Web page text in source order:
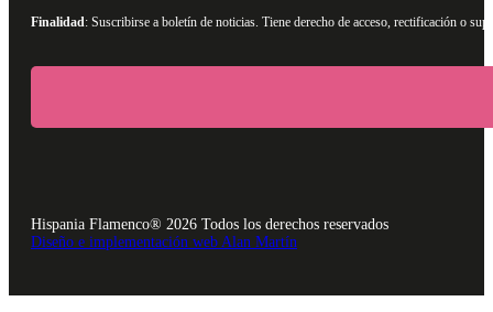
Finalidad: Suscribirse a boletín de noticias. Tiene derecho de acceso, rectificación o
Hispania Flamenco® 2026 Todos los derechos reservados
Diseño e implementación web Alan Martín